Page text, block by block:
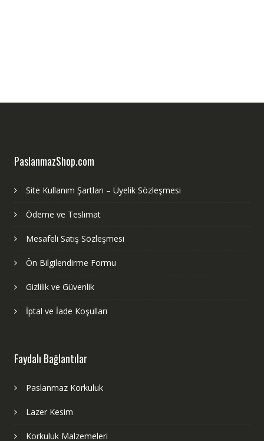
PaslanmazShop.com
Site Kullanım Şartları – Üyelik Sözleşmesi
Ödeme ve Teslimat
Mesafeli Satış Sözleşmesi
Ön Bilgilendirme Formu
Gizlilik ve Güvenlik
İptal ve İade Koşulları
Faydalı Bağlantılar
Paslanmaz Korkuluk
Lazer Kesim
Korkuluk Malzemeleri